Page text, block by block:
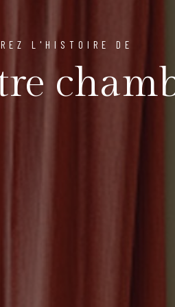
L'HISTOIRE DE